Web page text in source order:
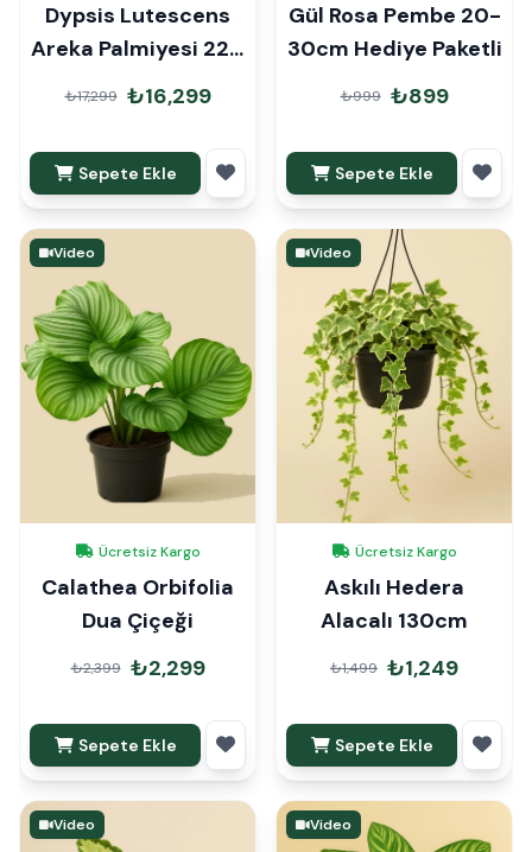
Dypsis Lutescens
Areka Palmiyesi 220
cm Hediye Paketli
₺17,299 ₺16,299
Sepete Ekle
Gül Rosa Pembe 20-
30cm Hediye Paketli
₺999 ₺899
Sepete Ekle
Video
Ücretsiz Kargo
Calathea Orbifolia
Dua Çiçeği
₺2,399 ₺2,299
Sepete Ekle
Video
Ücretsiz Kargo
Askılı Hedera
Alacalı 130cm
₺1,499 ₺1,249
Sepete Ekle
Video Video